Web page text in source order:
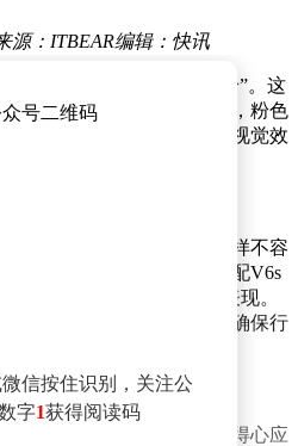
源：ITBEAR编辑：快讯
来了全新配色——“流金粉”。这
在金色山峰上的壮丽景象，粉色
微粒，营造出独一无二的视觉效
，该车型在性能配置上同样不容
，但消息透露，全系将标配V6s
将大幅提升车辆的动力表现。
进一步增强了制动性能，确保行
驾驶者在操控车辆时更加得心应
信按住识别，关注公
字1获得阅读码